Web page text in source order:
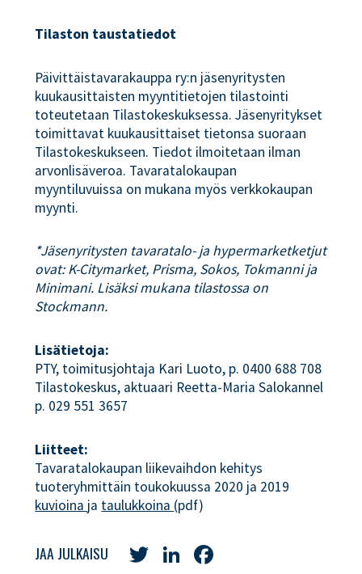
Tilaston taustatiedot
Päivittäistavarakauppa ry:n jäsenyritysten
kuukausittaisten myyntitietojen tilastointi
toteutetaan Tilastokeskuksessa. Jäsenyritykset
toimittavat kuukausittaiset tietonsa suoraan
Tilastokeskukseen. Tiedot ilmoitetaan ilman
arvonlisäveroa. Tavaratalokaupan
myyntiluvuissa on mukana myös verkkokaupan
myynti.
*Jäsenyritysten tavaratalo- ja hypermarketketjut
ovat: K-Citymarket, Prisma, Sokos, Tokmanni ja
Minimani. Lisäksi mukana tilastossa on
Stockmann.
Lisätietoja:
PTY, toimitusjohtaja Kari Luoto, p. 0400 688 708
Tilastokeskus, aktuaari Reetta-Maria Salokannel
p. 029 551 3657
Liitteet:
Tavaratalokaupan liikevaihdon kehitys
tuoteryhmittäin toukokuussa 2020 ja 2019
kuvioina ja taulukkoina (pdf)
JAA JULKAISU TwitterLinkedIn